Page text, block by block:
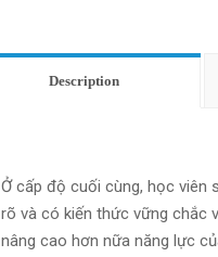
Description
Ở cấp độ cuối cùng, học viên
rõ và có kiến thức vững chắc
nâng cao hơn nữa năng lực